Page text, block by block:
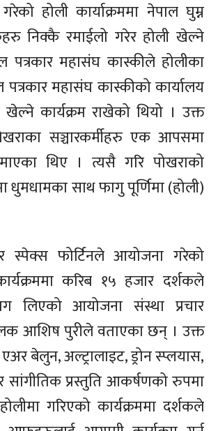
होली कार्याक्रममा नेपाल घुम्न
निक्कै रमाईलो गरेर होली खेल्ने
पत्रकार महासंघ कास्कीले होलीका
महासंघ कास्कीको कार्यालय
खेल्ने कार्यक्रम राखेको थियो । उक्त
सञ्चारकर्मीहरु एक आपसमा
थिए । त्यसै गरि पोखराको
धुमधामका साथ फागु पूर्णिमा (होली)
स्पेक्स फोर्टिनले आयोजना गरेको
करिब १५ हजार दर्शकले
लिएको आयोजना संस्था प्रचार
आशिष पुरीले वताएका छन् । उक्त
बेलुन, अल्ट्रालाइट, ड्रोन स्प्लयास,
सांगीतिक प्रस्तुति आकर्षणको रुपमा
गरिएको कार्यक्रममा दर्शकले